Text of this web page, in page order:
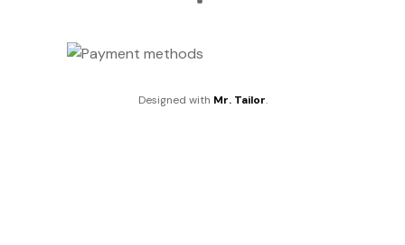
Designed with Mr. Tailor.